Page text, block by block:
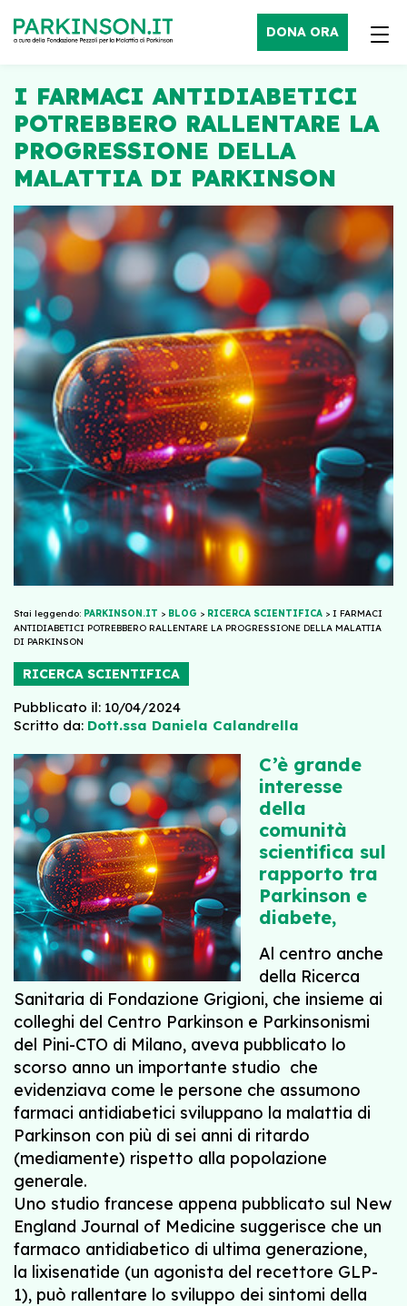
DONA ORA
I FARMACI ANTIDIABETICI
POTREBBERO RALLENTARE LA
PROGRESSIONE DELLA
MALATTIA DI PARKINSON
Stai leggendo: PARKINSON.IT > BLOG > RICERCA SCIENTIFICA > I FARMACI
ANTIDIABETICI POTREBBERO RALLENTARE LA PROGRESSIONE DELLA MALATTIA
DI PARKINSON
RICERCA SCIENTIFICA
Pubblicato il: 10/04/2024
Scritto da: Dott.ssa Daniela Calandrella
C’è grande
interesse
della
comunità
scientifica sul
rapporto tra
Parkinson e
diabete,
Al centro anche
della Ricerca
Sanitaria di Fondazione Grigioni, che insieme ai
colleghi del Centro Parkinson e Parkinsonismi
del Pini-CTO di Milano, aveva pubblicato lo
scorso anno un importante studio che
evidenziava come le persone che assumono
farmaci antidiabetici sviluppano la malattia di
Parkinson con più di sei anni di ritardo
(mediamente) rispetto alla popolazione
generale.
Uno studio francese appena pubblicato sul New
England Journal of Medicine suggerisce che un
farmaco antidiabetico di ultima generazione,
la lixisenatide (un agonista del recettore GLP-
1), può rallentare lo sviluppo dei sintomi della